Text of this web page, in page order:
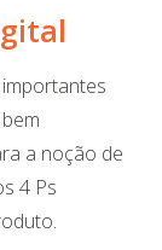
a noção de
4 Ps